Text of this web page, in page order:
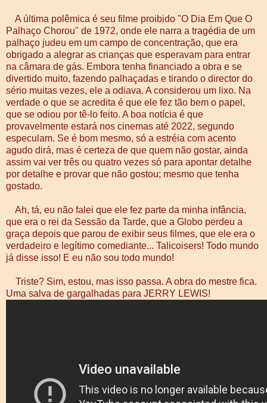
A última polêmica é seu filme proibido "O Dia Em Que O
Palhaço Chorou" de 1972, onde ele narra a tragédia de um
palhaço judeu em um campo de concentração, que era
obrigado a alegrar as crianças que esperavam para entrar
na câmara de gás. Embora tenha financiado a obra e se
divertido muito, fazendo palhaçadas e tirando o director do
sério muitas vezes, ele a odiava. A considerou um lixo. Na
verdade o que se acredita é que ele fez tão bem o papel,
que se odiou por tê-lo feito. A boa notícia é que
provavelmente estará nos cinemas até 2022, segundo
especulam. Se é bom mesmo, só a estréia com acento
agudo dirá, mas é certeza de que quem não gostar, ainda
assim vai ver três ou quatro vezes só para apontar detalhe
por detalhe e provar que não gostou; mesmo que tenha
gostado.
Ah, tá, eu não falei que ele fez parte da minha infância,
que era o rei da Sessão da Tarde, que a Globo perdeu a
graça depois que parou de exibir seus filmes, que ele era o
verdadeiro e legítimo comediante... Talicoisers! Todo mundo
já disse isso! E eu não sou todo mundo!
Triste? Sim, estou, mas isso passa. A obra do mestre fica.
Uma salva de gargalhadas para JERRY LEWIS!